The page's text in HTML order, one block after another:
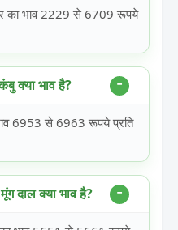
का भाव 2229 से 6709 रूपये
क्या भाव है?
6953 से 6963 रूपये प्रति
दाल क्या भाव है?